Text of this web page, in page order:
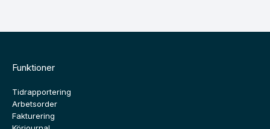
Funktioner
Tidrapportering
Arbetsorder
Fakturering